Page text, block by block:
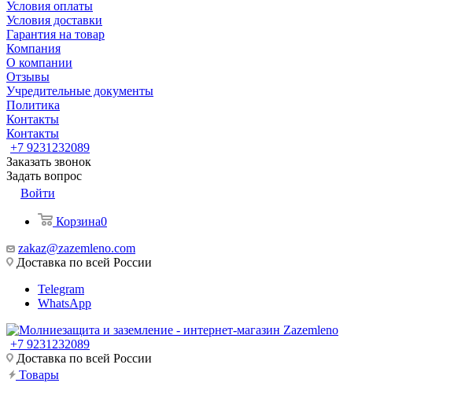
Условия оплаты
Условия доставки
Гарантия на товар
Компания
О компании
Отзывы
Учредительные документы
Политика
Контакты
Контакты
+7 9231232089
Заказать звонок
Задать вопрос
Войти
Корзина0
zakaz@zazemleno.com
Доставка по всей России
Telegram
WhatsApp
+7 9231232089
Доставка по всей России
Товары